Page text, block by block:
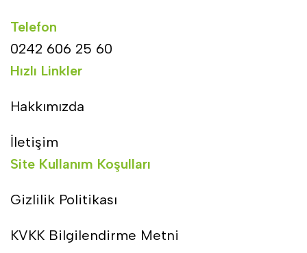
Telefon
0242 606 25 60
Hızlı Linkler
Hakkımızda
İletişim
Site Kullanım Koşulları
Gizlilik Politikası
KVKK Bilgilendirme Metni